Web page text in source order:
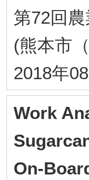
第72回
(熊本市
2018年
Work
On-